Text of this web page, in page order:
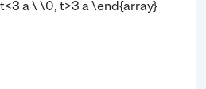
a \ \0, t>3 a \end{array}